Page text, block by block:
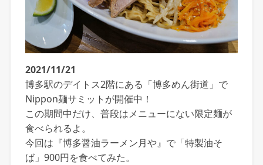
2021/11/21
博多駅のデイトス2階にある「博多めん街道」で
Nippon麺サミットが開催中！
この期間中だけ、普段はメニューにない限定麺が
食べられるよ。
今回は『博多醤油ラーメン月や』で「特製油そ
ば」900円を食べてみた。